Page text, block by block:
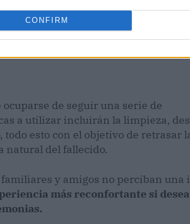
CONFIRM
de seguir una serie de
a utilizar incluirán la limpieza,
esto con el objetivo de retrasar
natural del fallecido.
y amigos no perciban una
más reconfortante si